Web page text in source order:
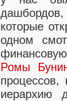
которые
одном
Ромы
процессов,
иерархию